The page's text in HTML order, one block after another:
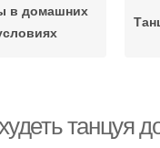
в домашних
танцуя